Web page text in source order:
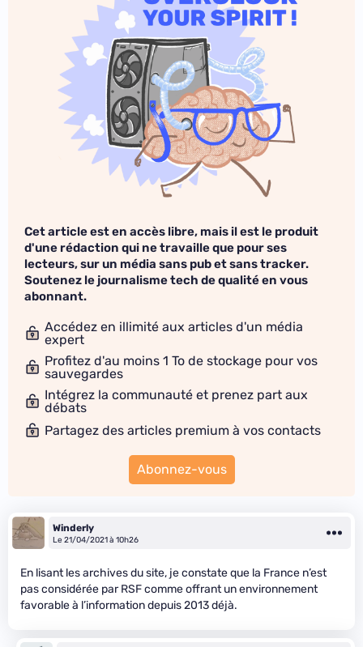
Cet article est en accès libre, mais il est le produit
d'une rédaction qui ne travaille que pour ses
lecteurs, sur un média sans pub et sans tracker.
Soutenez le journalisme tech de qualité en vous
abonnant.
Accédez en illimité aux articles d'un média
expert
Profitez d'au moins 1 To de stockage pour vos
sauvegardes
Intégrez la communauté et prenez part aux
débats
Partagez des articles premium à vos contacts
Abonnez-vous
Winderly
Le 21/04/2021 à 10h26
En lisant les archives du site, je constate que la France n’est
pas considérée par RSF comme offrant un environnement
favorable à l’information depuis 2013 déjà.